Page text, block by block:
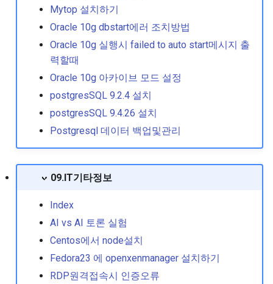
디스크 badblock 확인방법
디폴트 에디터 변경
리눅스 메모리 반환
1
2
우분투 네트워크 설정하기
Mytop 설치하기
Oracle 10g dbstart에러 조치방법
Oracle 10g 실행시 failed to auto start메시지 출
력할때
Oracle 10g 아카이브 모드 설정
postgresSQL 9.2.4 설치
postgresSQL 9.4.26 설치
Postgresql 데이터 백업및관리
09.IT기타정보
Index
AI vs AI 토론 실험
Centos에서 node설치
Fedora23 에 openxenmanager 설치하기
RDP원격접속시 인증오류